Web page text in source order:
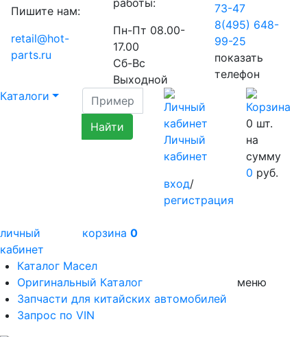
Пишите нам:
retail@hot-
parts.ru
работы:
Пн-Пт 08.00-
17.00
Сб-Вс
Выходной
73-47
8(495) 648-
99-25
показать
телефон
Каталоги
Личный
кабинет
вход/
регистрация
0 шт.
на
сумму
0 руб.
личный
кабинет
корзина 0
Каталог Масел
Оригинальный Каталог
Запчасти для китайских автомобилей
Запрос по VIN
меню